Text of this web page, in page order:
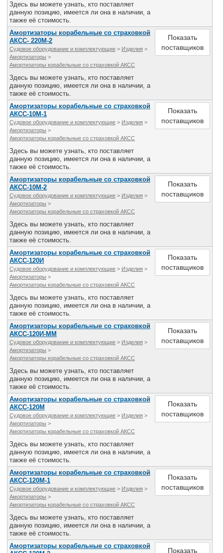
Здесь вы можете узнать, кто поставляет
данную позицию, имеется ли она в наличии, а
также её стоимость.
Амортизаторы корабельные со страховкой
АКСС- 220М-2
Судовое оборудование и комплектующие > Изделия >
Амортизаторы >
Амортизаторы корабельные со страховкой АКСС
Здесь вы можете узнать, кто поставляет
данную позицию, имеется ли она в наличии, а
также её стоимость.
Показать
поставщиков
Амортизаторы корабельные со страховкой
АКСС-10М-1
Судовое оборудование и комплектующие > Изделия >
Амортизаторы >
Амортизаторы корабельные со страховкой АКСС
Здесь вы можете узнать, кто поставляет
данную позицию, имеется ли она в наличии, а
также её стоимость.
Показать
поставщиков
Амортизаторы корабельные со страховкой
АКСС-10М-2
Судовое оборудование и комплектующие > Изделия >
Амортизаторы >
Амортизаторы корабельные со страховкой АКСС
Здесь вы можете узнать, кто поставляет
данную позицию, имеется ли она в наличии, а
также её стоимость.
Показать
поставщиков
Амортизаторы корабельные со страховкой
АКСС-120И
Судовое оборудование и комплектующие > Изделия >
Амортизаторы >
Амортизаторы корабельные со страховкой АКСС
Здесь вы можете узнать, кто поставляет
данную позицию, имеется ли она в наличии, а
также её стоимость.
Показать
поставщиков
Амортизаторы корабельные со страховкой
АКСС-120И-ММ
Судовое оборудование и комплектующие > Изделия >
Амортизаторы >
Амортизаторы корабельные со страховкой АКСС
Здесь вы можете узнать, кто поставляет
данную позицию, имеется ли она в наличии, а
также её стоимость.
Показать
поставщиков
Амортизаторы корабельные со страховкой
АКСС-120М
Судовое оборудование и комплектующие > Изделия >
Амортизаторы >
Амортизаторы корабельные со страховкой АКСС
Здесь вы можете узнать, кто поставляет
данную позицию, имеется ли она в наличии, а
также её стоимость.
Показать
поставщиков
Амортизаторы корабельные со страховкой
АКСС-120М-1
Судовое оборудование и комплектующие > Изделия >
Амортизаторы >
Амортизаторы корабельные со страховкой АКСС
Здесь вы можете узнать, кто поставляет
данную позицию, имеется ли она в наличии, а
также её стоимость.
Показать
поставщиков
Амортизаторы корабельные со страховкой
Показать